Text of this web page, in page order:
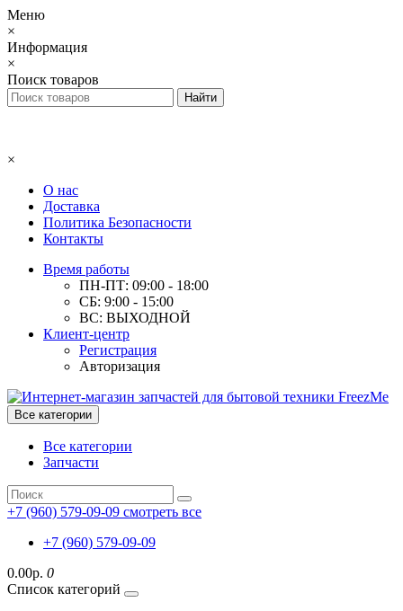
Меню
×
Информация
×
Поиск товаров
×
О нас
Доставка
Политика Безопасности
Контакты
Время работы
ПН-ПТ: 09:00 - 18:00
СБ: 9:00 - 15:00
ВС: ВЫХОДНОЙ
Клиент-центр
Регистрация
Авторизация
Все категории
Все категории
Запчасти
+7 (960) 579-09-09 смотреть все
+7 (960) 579-09-09
0.00р. 0
Список категорий